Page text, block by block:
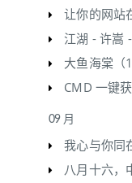
让你的网站
江湖 - 许嵩
大鱼海棠（
CMD 一键
09 月
我心与你同
八月十六，